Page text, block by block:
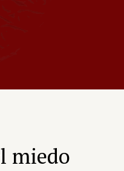
miedo